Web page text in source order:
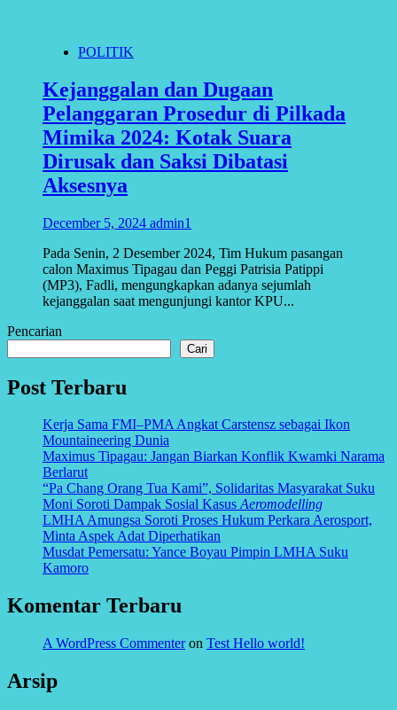
POLITIK
Kejanggalan dan Dugaan
Pelanggaran Prosedur di Pilkada
Mimika 2024: Kotak Suara
Dirusak dan Saksi Dibatasi
Aksesnya
December 5, 2024 admin1
Pada Senin, 2 Desember 2024, Tim Hukum pasangan
calon Maximus Tipagau dan Peggi Patrisia Patippi
(MP3), Fadli, mengungkapkan adanya sejumlah
kejanggalan saat mengunjungi kantor KPU...
Pencarian
Cari
Post Terbaru
Kerja Sama FMI–PMA Angkat Carstensz sebagai Ikon
Mountaineering Dunia
Maximus Tipagau: Jangan Biarkan Konflik Kwamki Narama
Berlarut
“Pa Chang Orang Tua Kami”, Solidaritas Masyarakat Suku
Moni Soroti Dampak Sosial KasusAeromodelling
LMHA Amungsa Soroti Proses Hukum Perkara Aerosport,
Minta Aspek Adat Diperhatikan
Musdat Pemersatu: Yance Boyau Pimpin LMHA Suku
Kamoro
Komentar Terbaru
A WordPress Commenteron Test Hello world!
Arsip